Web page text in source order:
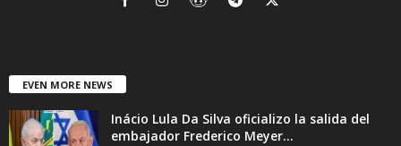
EVEN MORE NEWS
Inácio Lula Da Silva oficializo la salida del
embajador Frederico Meyer...